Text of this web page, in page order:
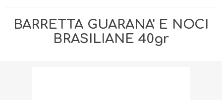
BARRETTA GUARANA' E NOCI
BRASILIANE 40gr